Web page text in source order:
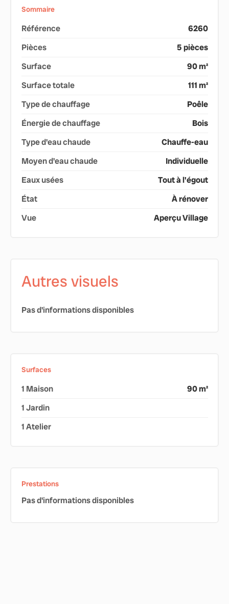
Sommaire
Référence
6260
Pièces
5 pièces
Surface
90 m²
Surface totale
111 m²
Type de chauffage
Poêle
Énergie de chauffage
Bois
Type d'eau chaude
Chauffe-eau
Moyen d'eau chaude
Individuelle
Eaux usées
Tout à l'égout
État
À rénover
Vue
Aperçu Village
Autres visuels
Pas d'informations disponibles
Surfaces
1 Maison
90 m²
1 Jardin
1 Atelier
Prestations
Pas d'informations disponibles